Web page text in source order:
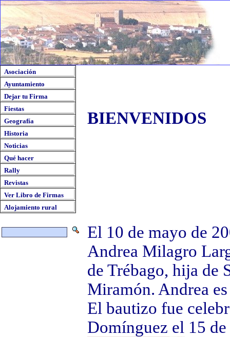
Asociación
Ayuntamiento
Dejar tu Firma
Fiestas
Geografía
Historia
Noticias
Qué hacer
Rally
Revistas
Ver Libro de Firmas
Alojamiento rural
BIENVENIDOS
El 10 de mayo de
Andrea Milagro
de Trébago, hija de
Miramón. Andrea
El bautizo fue
Domínguez el 15